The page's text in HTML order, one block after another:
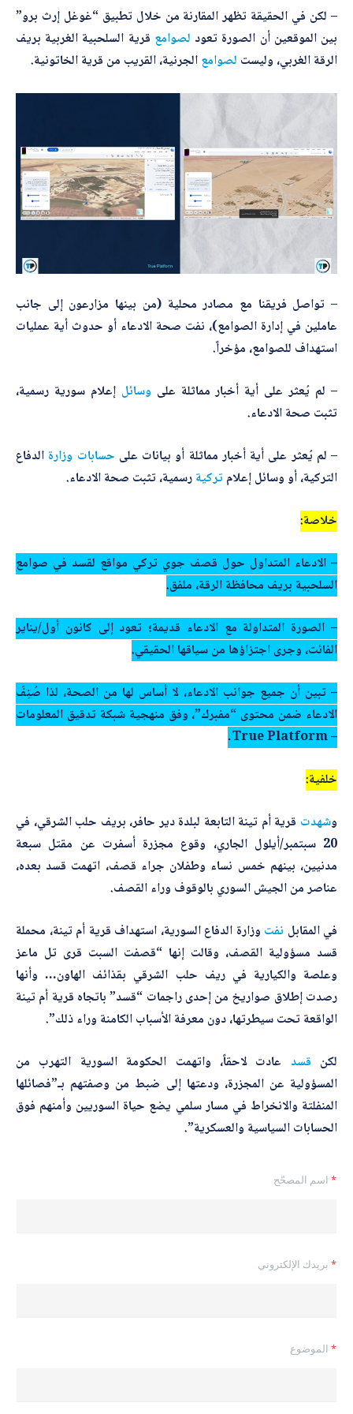
– لكن في الحقيقة تظهر المقارنة من خلال تطبيق “غوغل إرث برو”
بين الموقعين أن الصورة تعود لصوامع قرية السلحبية الغربية بريف
الرقة الغربي، وليست لصوامعالجرنية، القريب من قرية الخاتونية.
– تواصل فريقنا مع مصادر محلية (من بينها مزارعون إلى جانب
عاملين في إدارة الصوامع)، نفت صحة الادعاء أو حدوث أية عمليات
استهداف للصوامع، مؤخراً.
– لم يُعثر على أية أخبار مماثلة على وسائل إعلام سورية رسمية،
تثبت صحة الادعاء.
– لم يُعثر على أية أخبار مماثلة أو بيانات على حسابات وزارة الدفاع
التركية، أو وسائل إعلام تركيةرسمية، تثبت صحة الادعاء.
خلاصة:
– الادعاء المتداول حول قصف جوي تركي مواقع لقسد في صوامع
السلحبية بريف محافظة الرقة، ملفق.
– الصورة المتداولة مع الادعاء قديمة؛ تعود إلى كانون أول/يناير
الفائت، وجرى اجتزاؤها من سياقها الحقيقي.
– تبين أن جميع جوانب الادعاء، لا أساس لها من الصحة، لذا صُنِفَ
الادعاء ضمن محتوى “مفبرك”، وفق منهجية شبكة تدقيق المعلومات
– True Platform.
خلفية:
وشهدت قرية أم تينة التابعة لبلدة دير حافر، بريف حلب الشرقي، في
20 سبتمبر/أيلول الجاري، وقوع مجزرة أسفرت عن مقتل سبعة
مدنيين، بينهم خمس نساء وطفلان جراء قصف، اتهمت قسد بعده،
عناصر من الجيش السوري بالوقوف وراء القصف.
في المقابل نفت وزارة الدفاع السورية، استهداف قرية أم تينة، محملة
قسد مسؤولية القصف، وقالت إنها “قصفت السبت قرى تل ماعز
وعلصة والكيارية في ريف حلب الشرقي بقذائف الهاون… وأنها
رصدت إطلاق صواريخ من إحدى راجمات “قسد” باتجاه قرية أم تينة
الواقعة تحت سيطرتها، دون معرفة الأسباب الكامنة وراء ذلك”.
لكن قسد عادت لاحقاً، واتهمت الحكومة السورية التهرب من
المسؤولية عن المجزرة، ودعتها إلى ضبط من وصفتهم بـ”فصائلها
المنفلتة والانخراط في مسار سلمي يضع حياة السوريين وأمنهم فوق
الحسابات السياسية والعسكرية”.
*
*
*